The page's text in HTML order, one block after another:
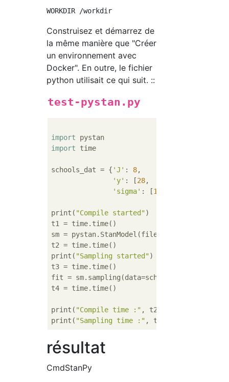
Construisez et démarrez de
la même manière que "Créer
un environnement avec
Docker". En outre, le fichier
python utilisait ce qui suit. ::
test-pystan.py
import
import time
schools_dat = { 'J' : 8,
'y' : [28,
'sigma' : [15
print( "Compile started")
t1 = time.time()
sm = pystan.StanModel(file=
t2 = time.time()
print( "Sampling started")
t3 = time.time()
fit = sm.sampling(data=schools_dat, iter=
t4 = time.time()
print( "Compile time :" , t2 - t1,
print( "Sampling time :" , t4 - t3,
résultat
CmdStanPy